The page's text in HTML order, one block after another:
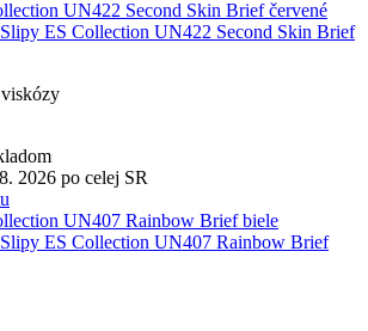
Slipy ES Collection UN422 Second Skin Brief
2026 po celej SR
Slipy ES Collection UN407 Rainbow Brief